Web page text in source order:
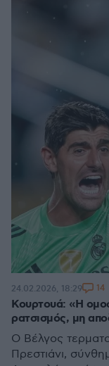
Κουρτουά: «Η
ρατσισμός, μη
Ο Βέλγος
Πρεστιάνι,
24.02.2026, 18:29 14